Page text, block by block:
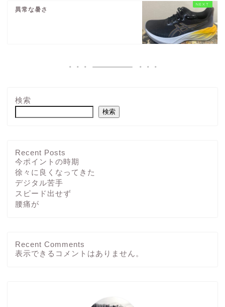
異常な暑さ
検索
検索
Recent Posts
今ポイントの時期
徐々に良くなってきた
デジタル苦手
スピード出せず
腰痛が
Recent Comments
表示できるコメントはありません。